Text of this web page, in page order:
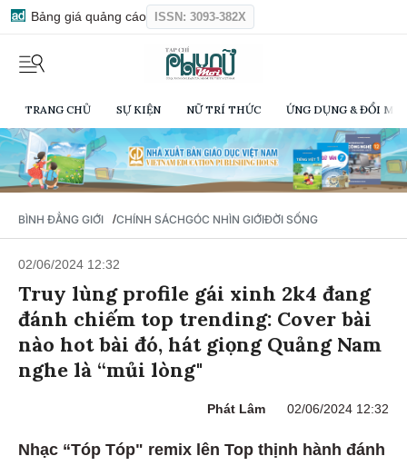
Bảng giá quảng cáo ISSN: 3093-382X
TRANG CHỦ SỰ KIỆN NỮ TRÍ THỨC ỨNG DỤNG & ĐỔI
BÌNH ĐẲNG GIỚI /CHÍNH SÁCHGÓC NHÌN GIỚIĐỜI SỐNG
02/06/2024 12:32
Truy lùng profile gái xinh 2k4 đang
đánh chiếm top trending: Cover bài
nào hot bài đó, hát giọng Quảng Nam
nghe là “mủi lòng"
Phát Lâm 02/06/2024 12:32
Nhạc “Tóp Tóp" remix lên Top thịnh hành đánh